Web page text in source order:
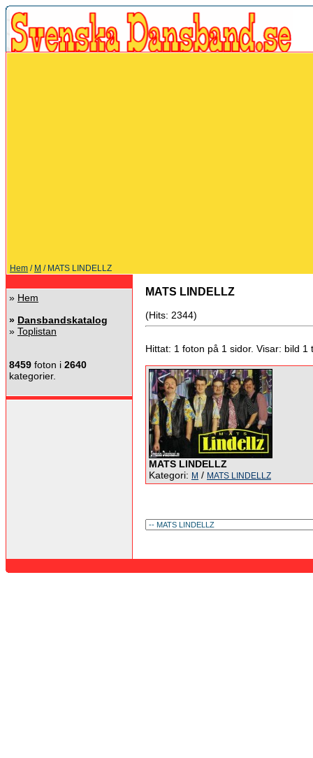
Hem / M / MATS LINDELLZ
» Hem
» Dansbandskatalog
» Toplistan
8459 foton i 2640
kategorier.
MATS LINDELLZ
(Hits: 2344)
Hittat: 1 foton på 1 sidor. Visar: bild 1
MATS LINDELLZ
Kategori: M / MATS LINDELLZ